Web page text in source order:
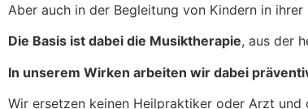
Aber auch in der Begleitung von Kindern in
Die Basis ist dabei die Musiktherapie, aus der
In unserem Wirken arbeiten wir dabei
Wir ersetzen keinen Heilpraktiker oder Arzt und